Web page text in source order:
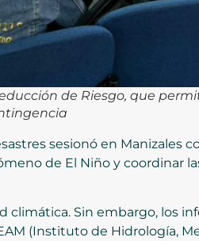
de Riesgo, que
sesionó en Manizales
de El Niño y coordinar
Sin embargo, los
(Instituto de Hidrología,